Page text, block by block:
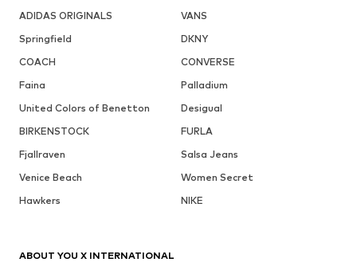
ADIDAS ORIGINALS
VANS
Springfield
DKNY
COACH
CONVERSE
Faina
Palladium
United Colors of Benetton
Desigual
BIRKENSTOCK
FURLA
Fjallraven
Salsa Jeans
Venice Beach
Women Secret
Hawkers
NIKE
ABOUT YOU X INTERNATIONAL